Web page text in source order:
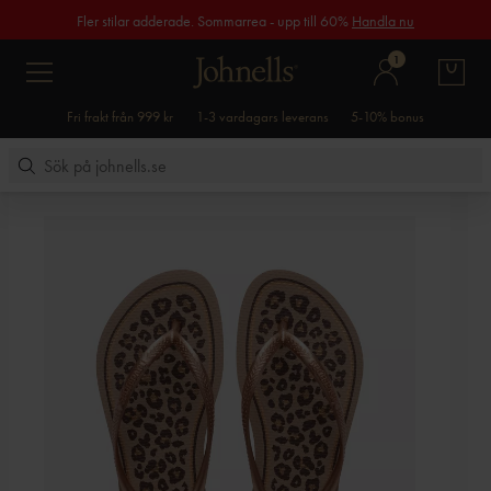
Fler stilar adderade. Sommarrea - upp till 60% Handla nu
1
Fri frakt från 999 kr 1-3 vardagars leverans 5-10% bonus